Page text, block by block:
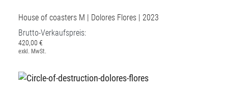
House of coasters M | Dolores Flores | 2023
Brutto-Verkaufspreis:
420,00 €
exkl. MwSt.